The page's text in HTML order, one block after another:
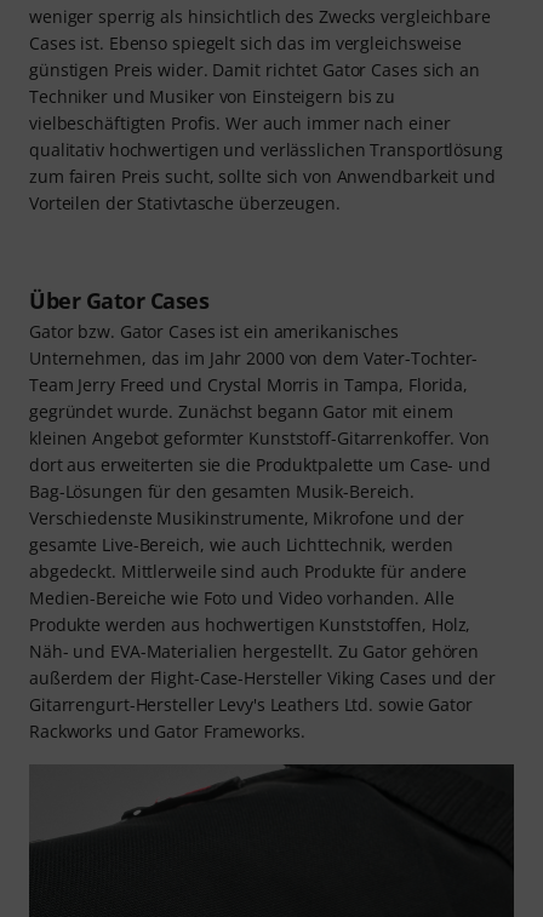
weniger sperrig als hinsichtlich des Zwecks vergleichbare
Cases ist. Ebenso spiegelt sich das im vergleichsweise
günstigen Preis wider. Damit richtet Gator Cases sich an
Techniker und Musiker von Einsteigern bis zu
vielbeschäftigten Profis. Wer auch immer nach einer
qualitativ hochwertigen und verlässlichen Transportlösung
zum fairen Preis sucht, sollte sich von Anwendbarkeit und
Vorteilen der Stativtasche überzeugen.
Über Gator Cases
Gator bzw. Gator Cases ist ein amerikanisches
Unternehmen, das im Jahr 2000 von dem Vater-Tochter-
Team Jerry Freed und Crystal Morris in Tampa, Florida,
gegründet wurde. Zunächst begann Gator mit einem
kleinen Angebot geformter Kunststoff-Gitarrenkoffer. Von
dort aus erweiterten sie die Produktpalette um Case- und
Bag-Lösungen für den gesamten Musik-Bereich.
Verschiedenste Musikinstrumente, Mikrofone und der
gesamte Live-Bereich, wie auch Lichttechnik, werden
abgedeckt. Mittlerweile sind auch Produkte für andere
Medien-Bereiche wie Foto und Video vorhanden. Alle
Produkte werden aus hochwertigen Kunststoffen, Holz,
Näh- und EVA-Materialien hergestellt. Zu Gator gehören
außerdem der Flight-Case-Hersteller Viking Cases und der
Gitarrengurt-Hersteller Levy's Leathers Ltd. sowie Gator
Rackworks und Gator Frameworks.